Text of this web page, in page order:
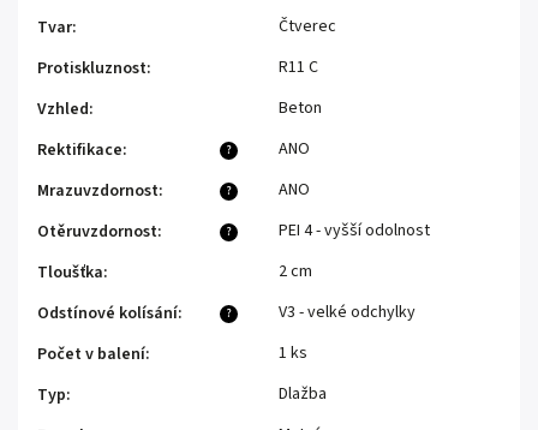
Tvar:
Čtverec
Protiskluznost:
R11 C
Vzhled: Beton
?
Rektifikace: ANO
?
Mrazuvzdornost: ANO
?
Otěruvzdornost:
PEI 4 - vyšší odolnost
Tloušťka: 2 cm
?
Odstínové kolísání:
V3 - velké odchylky
Počet v balení:
1 ks
Typ:
Dlažba